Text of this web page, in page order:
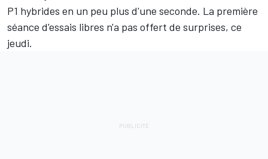
P1 hybrides en un peu plus d'une seconde. La première
séance d'essais libres n'a pas offert de surprises, ce
jeudi.